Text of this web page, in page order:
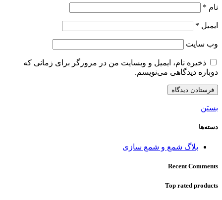
نام *
ایمیل *
وب‌ سایت
ذخیره نام، ایمیل و وبسایت من در مرورگر برای زمانی که
دوباره دیدگاهی می‌نویسم.
بستن
دسته‌ها
بلاگ شمع و شمع سازی
Recent Comments
Top rated products